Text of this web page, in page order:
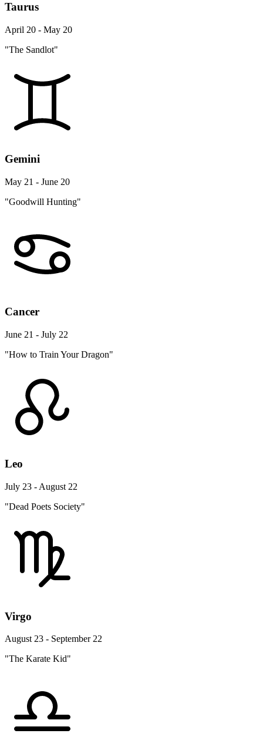
Taurus
April 20 - May 20
"The Sandlot"
Gemini
May 21 - June 20
"Goodwill Hunting"
Cancer
June 21 - July 22
"How to Train Your Dragon"
Leo
July 23 - August 22
"Dead Poets Society"
Virgo
August 23 - September 22
"The Karate Kid"